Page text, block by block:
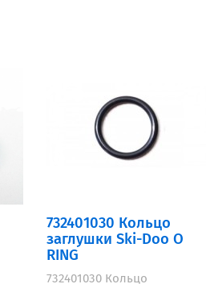
732401030 Кольцо
заглушки Ski-Doo O
RING
732401030 Кольцо